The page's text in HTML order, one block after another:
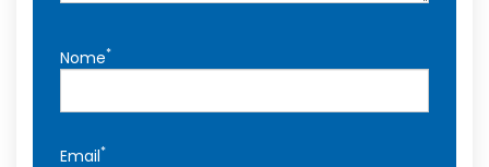
Nome*
Email*